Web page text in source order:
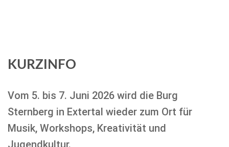
KURZINFO
Vom 5. bis 7. Juni 2026 wird die Burg
Sternberg in Extertal wieder zum Ort für
Musik, Workshops, Kreativität und
Jugendkultur.